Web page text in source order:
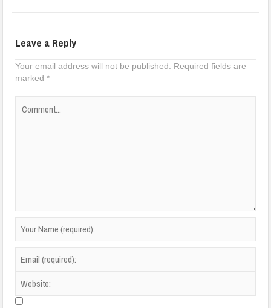
Leave a Reply
Your email address will not be published.
Required fields are
marked*